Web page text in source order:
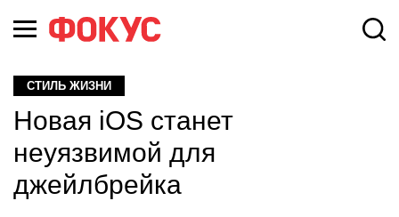
СТИЛЬ ЖИЗНИ
Новая iOS станет
неуязвимой для
джейлбрейка